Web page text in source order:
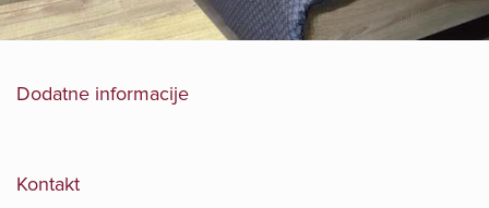
Dodatne informacije
Kontakt